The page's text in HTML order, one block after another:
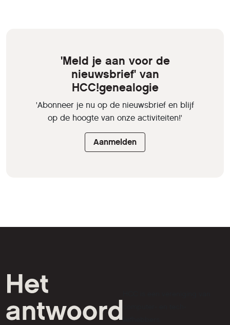
'Meld je aan voor de
nieuwsbrief' van
HCC!genealogie
'Abonneer je nu op de nieuwsbrief en blijf
op de hoogte van onze activiteiten!'
Aanmelden
liefhebbers.